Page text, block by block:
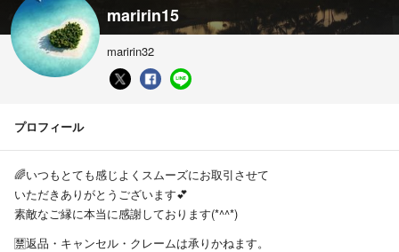
maririn15
maririn32
プロフィール
🌈いつもとても感じよくスムーズにお取引させて
いただきありがとうございます💕
素敵なご縁に本当に感謝しております(*^^*)
🈲返品・キャンセル・クレームは承りかねます。